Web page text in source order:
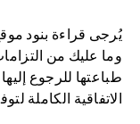
يُرجى قراءة بنود
وما عليك من
طباعتها للرجوع
الاتفاقية الكاملة